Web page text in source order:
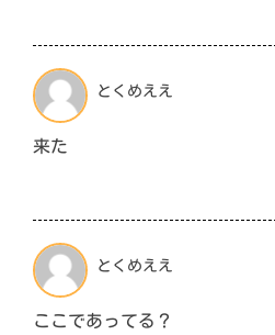
とくめええ
来た
とくめええ
ここであってる？